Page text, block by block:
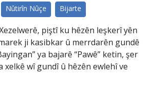
Nûtirîn Nûçe Bijarte
piştî ku hêzên leşkerî yên
ji kasibkar û merrdarên gundê
ya bajarê “Pawê” ketin, şer
xelkê wî gundî û hêzên ewlehî ve